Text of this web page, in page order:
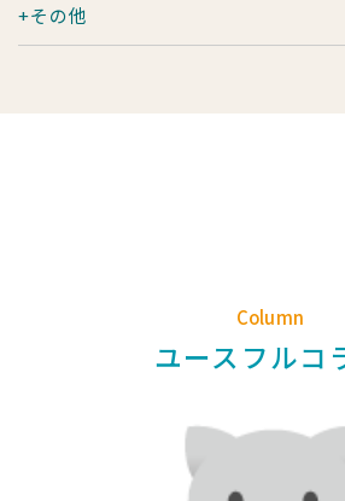
その他
Column
ユースフルコ